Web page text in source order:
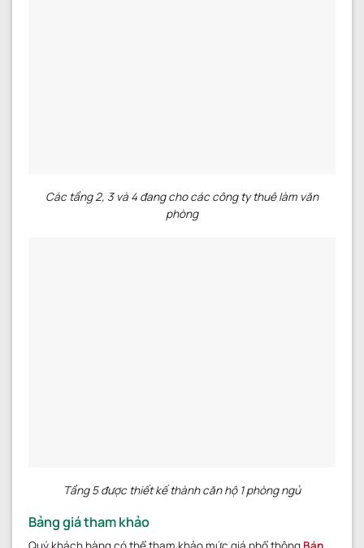
Các tầng 2, 3 và 4 đang cho các công ty thuê làm văn
phòng
Tầng 5 được thiết kế thành căn hộ 1 phòng ngủ
Bảng giá tham khảo